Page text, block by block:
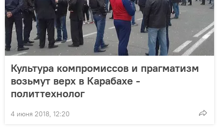
Культура компромиссов и прагматизм
возьмут верх в Карабахе -
политтехнолог
4 июня 2018, 12:20